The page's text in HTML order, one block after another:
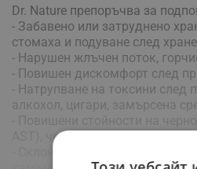
Dr. Nature препоръчва за
- Забавено или затруднено
стомаха и подуване след
- Нарушен жлъчен поток,
- Повишен дискомфорт след
- Натрупване на токсини след
алкохол, цигари, замърсена
AST), чернодробна стеатоза
- Склонност към образуване